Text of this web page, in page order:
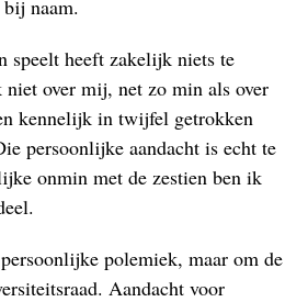
naam.
speelt heeft zakelijk niets te
niet over mij, net zo min als over
kennelijk in twijfel getrokken
persoonlijke aandacht is echt te
onmin met de zestien ben ik
polemiek, maar om de
Aandacht voor